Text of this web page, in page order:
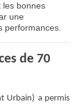
les bonnes
une
performances.
de 70
Urbain) a permis